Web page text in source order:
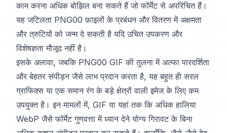
काम करना अधिक बोझिल बना सकते हैं जो फॉर्मेट से अपरिचित हैं।
यह जटिलता PNG00 फ़ाइलों के प्रबंधन और वितरण में अक्षमता
और त्रुटियों को जन्म दे सकती है यदि उचित उपकरण और
विशेषज्ञता मौजूद नहीं है।
इसके अलावा, जबकि PNG00 GIF की तुलना में अल्फा पारदर्शिता
और बेहतर संपीड़न जैसे लाभ प्रदान करता है, यह बहुत ही सरल
ग्राफिक्स या एक समान रंग के बड़े क्षेत्रों वाली इमेज के लिए कम
उपयुक्त है। इन मामलों में, GIF या यहां तक कि अधिक हालिया
WebP जैसे फॉर्मेट गुणवत्ता में ध्यान देने योग्य गिरावट के बिना